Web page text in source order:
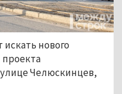
нового
Челюскинцев,